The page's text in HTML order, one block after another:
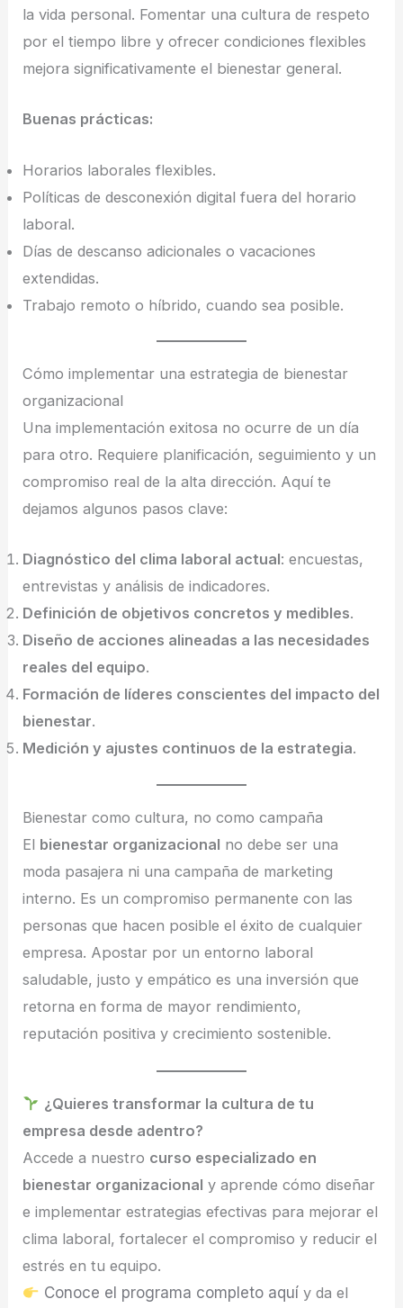
la vida personal. Fomentar una cultura de respeto
por el tiempo libre y ofrecer condiciones flexibles
mejora significativamente el bienestar general.
Buenas prácticas:
Horarios laborales flexibles.
Políticas de desconexión digital fuera del horario
laboral.
Días de descanso adicionales o vacaciones
extendidas.
Trabajo remoto o híbrido, cuando sea posible.
Cómo implementar una estrategia de bienestar
organizacional
Una implementación exitosa no ocurre de un día
para otro. Requiere planificación, seguimiento y un
compromiso real de la alta dirección. Aquí te
dejamos algunos pasos clave:
Diagnóstico del clima laboral actual: encuestas,
entrevistas y análisis de indicadores.
Definición de objetivos concretos y medibles.
Diseño de acciones alineadas a las necesidades
reales del equipo.
Formación de líderes conscientes del impacto del
bienestar.
Medición y ajustes continuos de la estrategia.
Bienestar como cultura, no como campaña
El bienestar organizacional no debe ser una
moda pasajera ni una campaña de marketing
interno. Es un compromiso permanente con las
personas que hacen posible el éxito de cualquier
empresa. Apostar por un entorno laboral
saludable, justo y empático es una inversión que
retorna en forma de mayor rendimiento,
reputación positiva y crecimiento sostenible.
¿Quieres transformar la cultura de tu
empresa desde adentro?
Accede a nuestro curso especializado en
bienestar organizacional y aprende cómo diseñar
e implementar estrategias efectivas para mejorar el
clima laboral, fortalecer el compromiso y reducir el
estrés en tu equipo.
Conoce el programa completo aquí y da el